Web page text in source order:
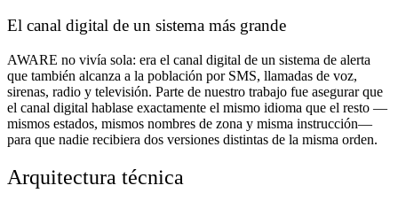
El canal digital de un sistema más grande
AWARE no vivía sola: era el canal digital de un sistema de alerta
que también alcanza a la población por SMS, llamadas de voz,
sirenas, radio y televisión. Parte de nuestro trabajo fue asegurar que
el canal digital hablase exactamente el mismo idioma que el resto —
mismos estados, mismos nombres de zona y misma instrucción—
para que nadie recibiera dos versiones distintas de la misma orden.
Arquitectura técnica